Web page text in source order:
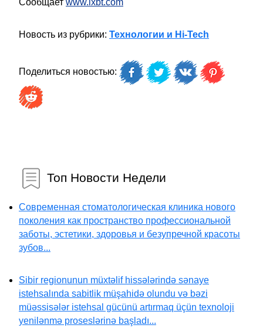
Сообщает www.ixbt.com
Новость из рубрики: Технологии и Hi-Tech
Поделиться новостью:
Топ Новости Недели
Современная стоматологическая клиника нового
поколения как пространство профессиональной
заботы, эстетики, здоровья и безупречной красоты
зубов...
Sibir regionunun müxtəlif hissələrində sənaye
istehsalında sabitlik müşahidə olundu və bəzi
müəssisələr istehsal gücünü artırmaq üçün texnoloji
yenilənmə proseslərinə başladı...